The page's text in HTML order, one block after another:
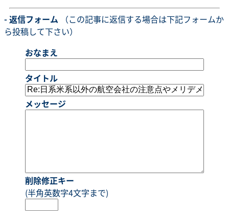
- 返信フォーム （この記事に返信する場合は下記フォームか
ら投稿して下さい）
おなまえ
タイトル
メッセージ
削除修正キー
(半角英数字4文字まで)